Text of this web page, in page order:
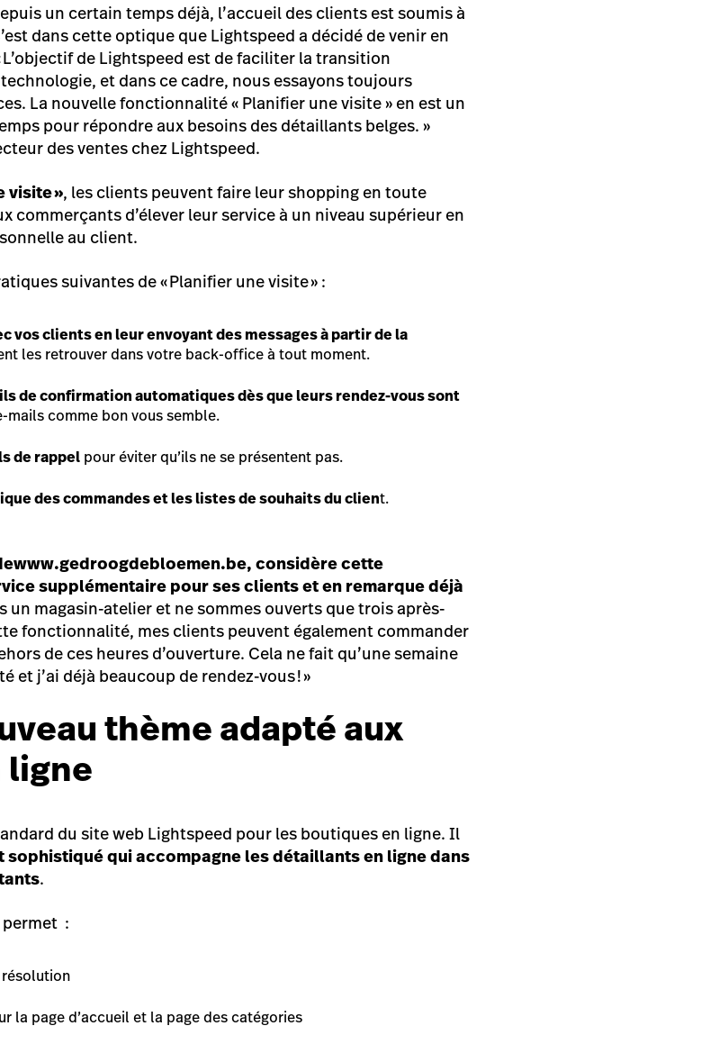
un certain temps déjà, l’accueil des clients est soumis à
dans cette optique que Lightspeed a décidé de venir en
de Lightspeed est de faciliter la transition
et dans ce cadre, nous essayons toujours
La nouvelle fonctionnalité « Planifier une visite » en est un
pour répondre aux besoins des détaillants belges. »
des ventes chez Lightspeed.
visite », les clients peuvent faire leur shopping en toute
commerçants d’élever leur service à un niveau supérieur en
au client.
suivantes de « Planifier une visite » :
vos clients en leur envoyant des messages à partir de la
les retrouver dans votre back-office à tout moment.
de confirmation automatiques dès que leurs rendez-vous sont
mails comme bon vous semble.
de rappel pour éviter qu’ils ne se présentent pas.
des commandes et les listes de souhaits du client.
www.gedroogdebloemen.be, considère cette
supplémentaire pour ses clients et en remarque déjà
un magasin-atelier et ne sommes ouverts que trois après-
fonctionnalité, mes clients peuvent également commander
de ces heures d’ouverture. Cela ne fait qu’une semaine
j’ai déjà beaucoup de rendez-vous ! »
thème adapté aux
du site web Lightspeed pour les boutiques en ligne. Il
sophistiqué qui accompagne les détaillants en ligne dans
.
permet :
résolution
la page d’accueil et la page des catégories